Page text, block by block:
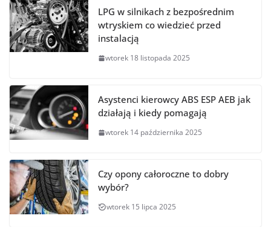
LPG w silnikach z bezpośrednim
wtryskiem co wiedzieć przed
instalacją
wtorek 18 listopada 2025
Asystenci kierowcy ABS ESP AEB jak
działają i kiedy pomagają
wtorek 14 października 2025
Czy opony całoroczne to dobry
wybór?
wtorek 15 lipca 2025